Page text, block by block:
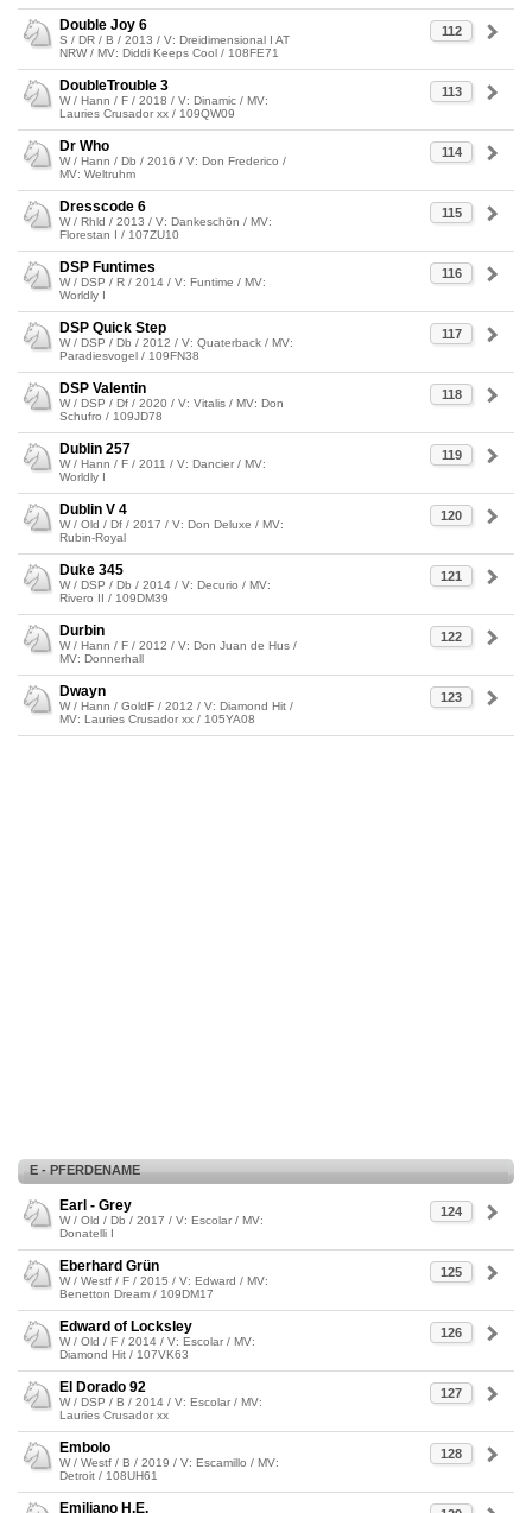
112
Double Joy 6
S / DR / B / 2013 / V: Dreidimensional I AT
NRW / MV: Diddi Keeps Cool / 108FE71
113
DoubleTrouble 3
W / Hann / F / 2018 / V: Dinamic / MV:
Lauries Crusador xx / 109QW09
114
Dr Who
W / Hann / Db / 2016 / V: Don Frederico /
MV: Weltruhm
115
Dresscode 6
W / Rhld / 2013 / V: Dankeschön / MV:
Florestan I / 107ZU10
116
DSP Funtimes
W / DSP / R / 2014 / V: Funtime / MV:
Worldly I
117
DSP Quick Step
W / DSP / Db / 2012 / V: Quaterback / MV:
Paradiesvogel / 109FN38
118
DSP Valentin
W / DSP / Df / 2020 / V: Vitalis / MV: Don
Schufro / 109JD78
119
Dublin 257
W / Hann / F / 2011 / V: Dancier / MV:
Worldly I
120
Dublin V 4
W / Old / Df / 2017 / V: Don Deluxe / MV:
Rubin-Royal
121
Duke 345
W / DSP / Db / 2014 / V: Decurio / MV:
Rivero II / 109DM39
122
Durbin
W / Hann / F / 2012 / V: Don Juan de Hus /
MV: Donnerhall
123
Dwayn
W / Hann / GoldF / 2012 / V: Diamond Hit /
MV: Lauries Crusador xx / 105YA08
E - PFERDENAME
124
Earl - Grey
W / Old / Db / 2017 / V: Escolar / MV:
Donatelli I
125
Eberhard Grün
W / Westf / F / 2015 / V: Edward / MV:
Benetton Dream / 109DM17
126
Edward of Locksley
W / Old / F / 2014 / V: Escolar / MV:
Diamond Hit / 107VK63
127
El Dorado 92
W / DSP / B / 2014 / V: Escolar / MV:
Lauries Crusador xx
128
Embolo
W / Westf / B / 2019 / V: Escamillo / MV:
Detroit / 108UH61
Emiliano H.E.